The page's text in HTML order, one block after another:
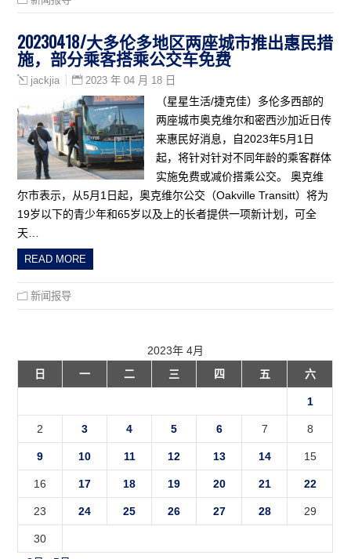
20230418/大多伦多地区两座城市推出惠民措
施，部分乘客搭乘公交车免费
jackjia 2023 年 04 月 18 日
（星星生活/捷克佳）多伦多西部的
两座城市奥克维尔和密西沙加近日传
来惠民好消息，自2023年5月1日
起，将针对针对不同年龄的乘客群体
实施免费或减价搭乘公交。 奥克维
尔市表示，从5月1日起，奥克维尔公交（Oakville Transitt）将为
19岁以下的青少年和65岁以及上的长者提供一项新计划，可全
天…
READ MORE
新闻报导
2023年 4月
日
一 二 三 四 五 六
1
2 3 4 5 6 7 8
9 10 11 12 13 14 15
16 17 18 19 20 21 22
23 24 25 26 27 28 29
30